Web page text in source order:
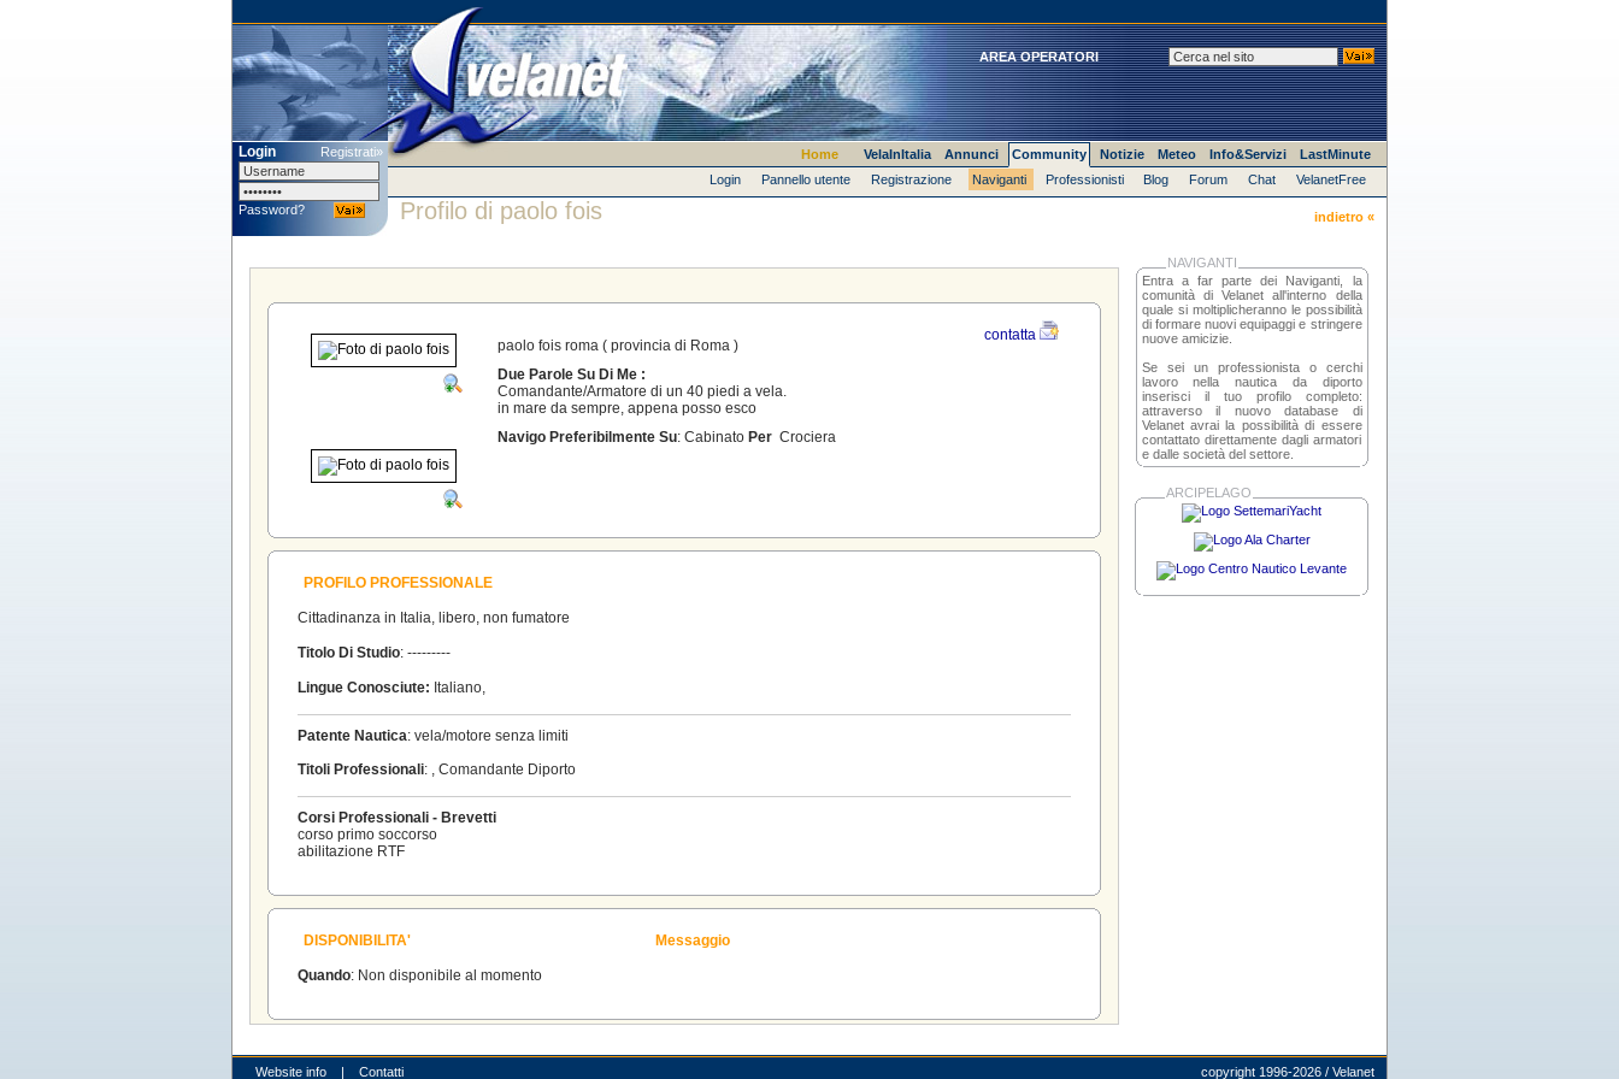
AREA OPERATORI
Login Registrati»
Password?
Home VelaInItalia Annunci Community Notizie Meteo Info&Servizi
LastMinute
Login
Pannello utente Registrazione Naviganti Professionisti Blog Forum Chat VelanetFree
indietro «
Profilo di paolo fois
contatta
paolo fois roma ( provincia di Roma )
Due Parole Su Di Me :
Comandante/Armatore di un 40 piedi a vela.
in mare da sempre, appena posso esco
Navigo Preferibilmente Su: Cabinato PerCrociera
PROFILO PROFESSIONALE
Cittadinanza in Italia, libero, non fumatore
Titolo Di Studio: ---------
Lingue Conosciute: Italiano,
Patente Nautica: vela/motore senza limiti
Titoli Professionali: , Comandante Diporto
Corsi Professionali - Brevetti
corso primo soccorso
abilitazione RTF
Messaggio
DISPONIBILITA'
Quando: Non disponibile al momento
NAVIGANTI
Entra a far parte dei Naviganti, la
comunità di Velanet all'interno della
quale si moltiplicheranno le possibilità
di formare nuovi equipaggi e stringere
nuove amicizie.
Se sei un professionista o cerchi
lavoro nella nautica da diporto
inserisci il tuo profilo completo:
attraverso il nuovo database di
Velanet avrai la possibilità di essere
contattato direttamente dagli armatori
e dalle società del settore.
ARCIPELAGO
Website info | Contatti copyright 1996-2026 / Velanet